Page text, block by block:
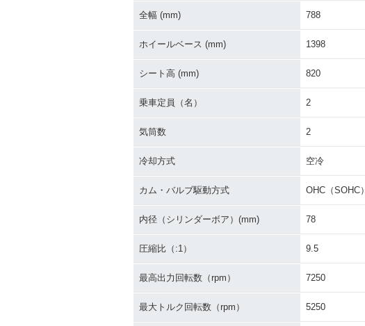
全幅 (mm) 788
ホイールベース (mm) 1398
シート高 (mm) 820
乗車定員（名） 2
気筒数 2
冷却方式 空冷
カム・バルブ駆動方式 OHC（SOHC）
内径（シリンダーボア）(mm) 78
圧縮比（:1） 9.5
最高出力回転数（rpm） 7250
最大トルク回転数（rpm） 5250